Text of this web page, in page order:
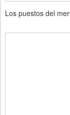
Los puestos del